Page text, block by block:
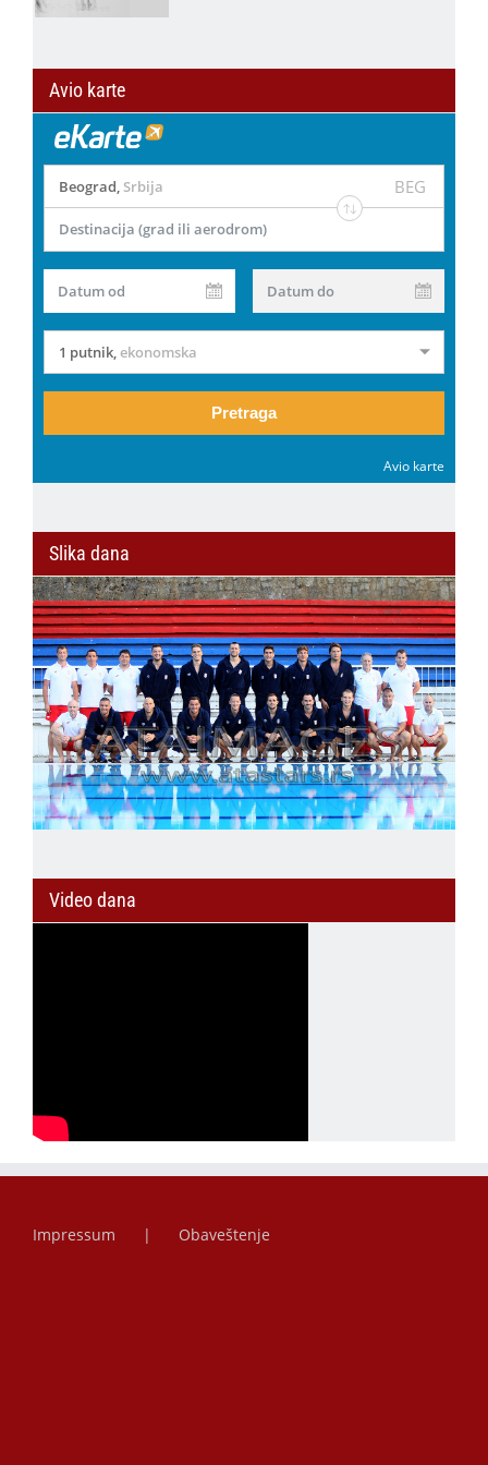
Avio karte
Beograd, Srbija BEG
Destinacija (grad ili aerodrom)
Datum od Datum do
1 putnik,ekonomska
Pretraga
Avio karte
Slika dana
Video dana
Impressum Obaveštenje